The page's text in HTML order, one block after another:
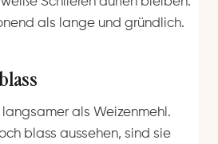
als lange und gründlich.
als Weizenmehl.
blass aussehen, sind sie